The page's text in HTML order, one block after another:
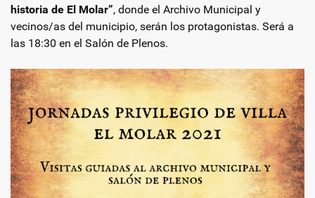
historia de El Molar”, donde el Archivo Municipal y
vecinos/as del municipio, serán los protagonistas. Será a
las 18:30 en el Salón de Plenos.